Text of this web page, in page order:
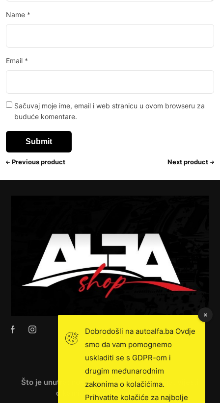
Name *
Email *
Sačuvaj moje ime, email i web stranicu u ovom browseru za
buduće komentare.
Previous product Next product
Što je unutra: novosti, ekskluzivna prodaja, vijesti
o kamionima i još mnogo toga!
Dobrodošli na autoalfa.ba Ovdje
smo da vam pomognemo
uskladiti se s GDPR-om i
drugim međunarodnim
zakonima o kolačićima.
Prihvatite kolačiće za najbolje